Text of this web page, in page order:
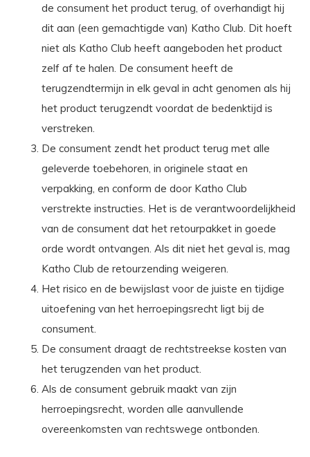
de consument het product terug, of overhandigt hij
dit aan (een gemachtigde van) Katho Club. Dit hoeft
niet als Katho Club heeft aangeboden het product
zelf af te halen. De consument heeft de
terugzendtermijn in elk geval in acht genomen als hij
het product terugzendt voordat de bedenktijd is
verstreken.
De consument zendt het product terug met alle
geleverde toebehoren, in originele staat en
verpakking, en conform de door Katho Club
verstrekte instructies. Het is de verantwoordelijkheid
van de consument dat het retourpakket in goede
orde wordt ontvangen. Als dit niet het geval is, mag
Katho Club de retourzending weigeren.
Het risico en de bewijslast voor de juiste en tijdige
uitoefening van het herroepingsrecht ligt bij de
consument.
De consument draagt de rechtstreekse kosten van
het terugzenden van het product.
Als de consument gebruik maakt van zijn
herroepingsrecht, worden alle aanvullende
overeenkomsten van rechtswege ontbonden.